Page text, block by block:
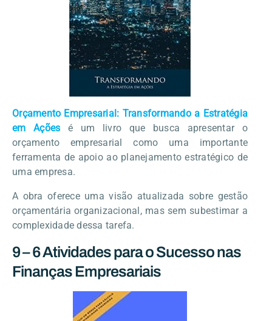
Orçamento Empresarial: Transformando a Estratégia
em Ações é um livro que busca apresentar o
orçamento empresarial como uma importante
ferramenta de apoio ao planejamento estratégico de
uma empresa.
A obra oferece uma visão atualizada sobre gestão
orçamentária organizacional, mas sem subestimar a
complexidade dessa tarefa.
9 – 6 Atividades para o Sucesso nas
Finanças Empresariais